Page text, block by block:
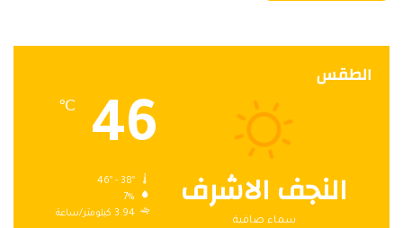
الطقس
النجف الاشرف
سماء صافية
46
℃
7%
3.94 كيلومتر/ساعة